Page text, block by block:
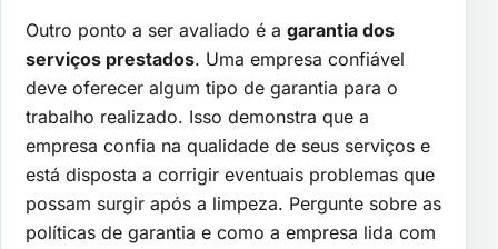
Outro ponto a ser avaliado é a garantia dos
serviços prestados. Uma empresa confiável
deve oferecer algum tipo de garantia para o
trabalho realizado. Isso demonstra que a
empresa confia na qualidade de seus serviços e
está disposta a corrigir eventuais problemas que
possam surgir após a limpeza. Pergunte sobre as
políticas de garantia e como a empresa lida com